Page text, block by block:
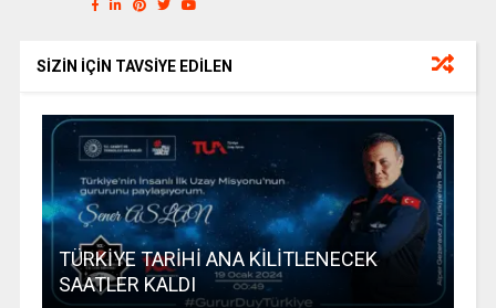
SİZİN İÇİN TAVSİYE EDİLEN
TÜRKİYE TARİHİ ANA KİLİTLENECEK
SAATLER KALDI